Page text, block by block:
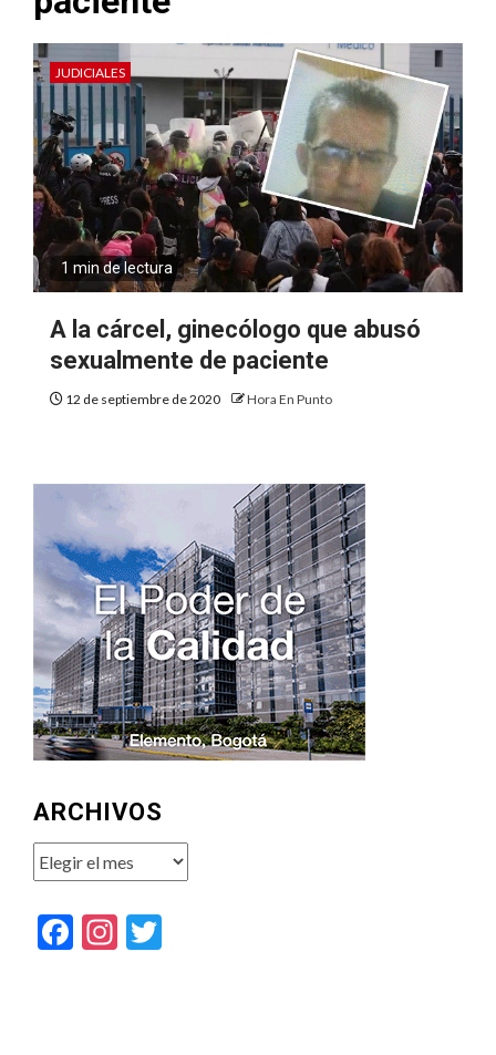
JUDICIALES
1 min de lectura
A la cárcel, ginecólogo que abusó
sexualmente de paciente
12 de septiembre de 2020 Hora En Punto
ARCHIVOS
Archivos
Facebook
Instagram